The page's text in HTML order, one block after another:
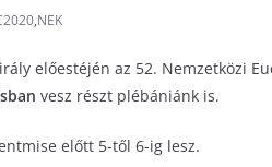
,NEK
előestéjén az 52. Nemzetközi
vesz részt plébániánk is.
előtt 5-től 6-ig lesz.